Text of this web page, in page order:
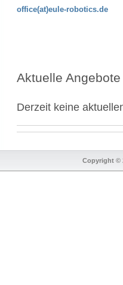
office(at)eule-robotics.de
Aktuelle Angebote
Derzeit keine
Copyright ©